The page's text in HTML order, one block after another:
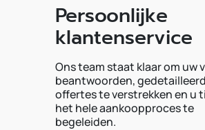
Persoonlijke
klantenservice
Ons team staat klaar om uw
beantwoorden,
offertes te verstrekken en u
het hele aankoopproces te
begeleiden.